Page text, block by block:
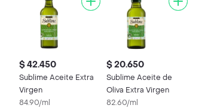
$ 42.450
Sublime Aceite Extra
Virgen
84.90/ml
$ 20.650
Sublime Aceite de
Oliva Extra Virgen
82.60/ml